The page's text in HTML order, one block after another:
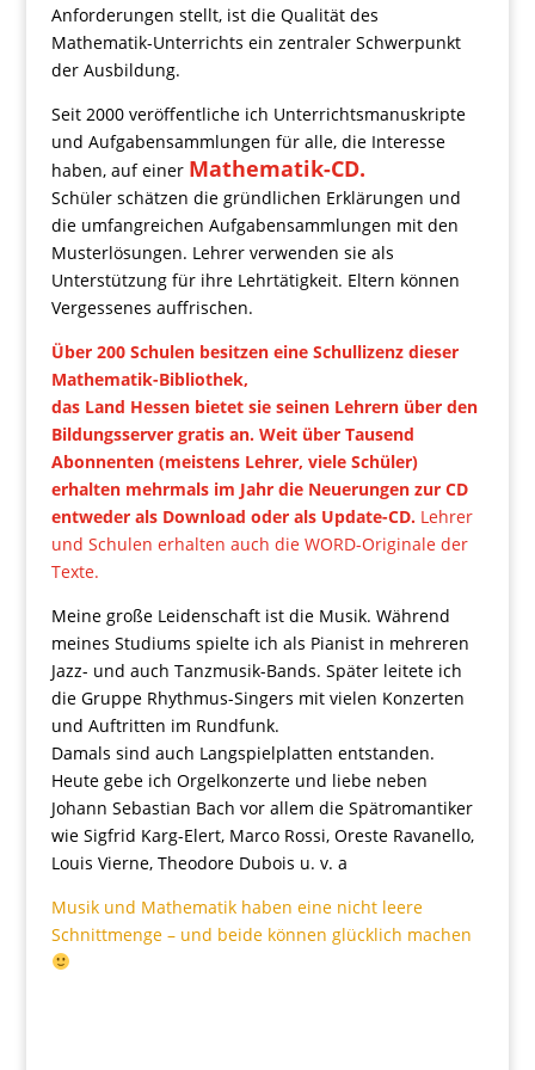
Anforderungen stellt, ist die Qualität des
Mathematik-Unterrichts ein zentraler Schwerpunkt
der Ausbildung.
Seit 2000 veröffentliche ich Unterrichtsmanuskripte
und Aufgabensammlungen für alle, die Interesse
haben, auf einer Mathematik-CD.
Schüler schätzen die gründlichen Erklärungen und
die umfangreichen Aufgabensammlungen mit den
Musterlösungen. Lehrer verwenden sie als
Unterstützung für ihre Lehrtätigkeit. Eltern können
Vergessenes auffrischen.
Über 200 Schulen besitzen eine Schullizenz dieser
Mathematik-Bibliothek,
das Land Hessen bietet sie seinen Lehrern über den
Bildungsserver gratis an. Weit über Tausend
Abonnenten (meistens Lehrer, viele Schüler)
erhalten mehrmals im Jahr die Neuerungen zur CD
entweder als Download oder als Update-CD.Lehrer
und Schulen erhalten auch die WORD-Originale der
Texte.
Meine große Leidenschaft ist die Musik. Während
meines Studiums spielte ich als Pianist in mehreren
Jazz- und auch Tanzmusik-Bands. Später leitete ich
die Gruppe Rhythmus-Singers mit vielen Konzerten
und Auftritten im Rundfunk.
Damals sind auch Langspielplatten entstanden.
Heute gebe ich Orgelkonzerte und liebe neben
Johann Sebastian Bach vor allem die Spätromantiker
wie Sigfrid Karg-Elert, Marco Rossi, Oreste Ravanello,
Louis Vierne, Theodore Dubois u. v. a
Musik und Mathematik haben eine nicht leere
Schnittmenge – und beide können glücklich machen